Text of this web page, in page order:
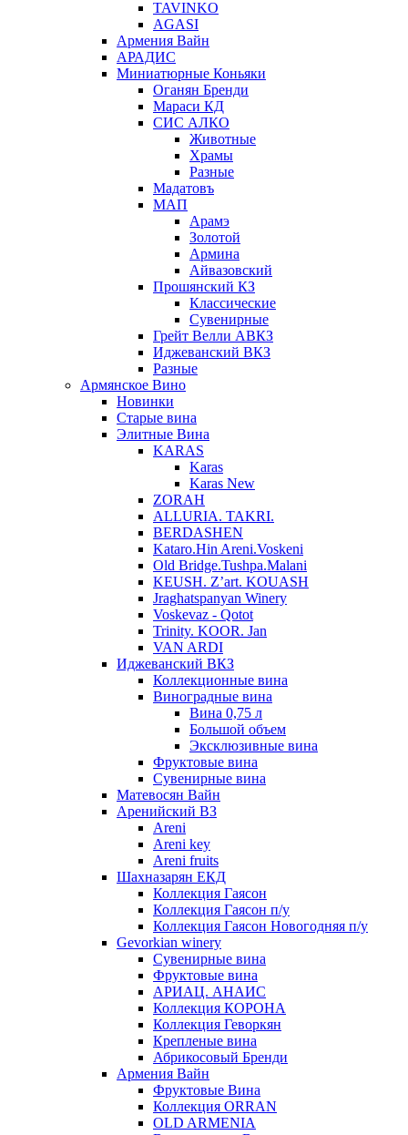
TAVINKO
AGASI
Армения Вайн
АРАДИС
Миниатюрные Коньяки
Оганян Бренди
Мараси КД
СИС АЛКО
Животные
Храмы
Разные
Мадатовъ
МАП
Арамэ
Золотой
Армина
Айвазовский
Прошянский КЗ
Классические
Сувенирные
Грейт Велли АВКЗ
Иджеванский ВКЗ
Разные
Армянское Вино
Новинки
Старые вина
Элитные Вина
KARAS
Karas
Karas New
ZORAH
ALLURIA. TAKRI.
BERDASHEN
Kataro.Hin Areni.Voskeni
Old Bridge.Tushpa.Malani
KEUSH. Z’art. KOUASH
Jraghatspanyan Winery
Voskevaz - Qotot
Trinity. KOOR. Jan
VAN ARDI
Иджеванский ВКЗ
Коллекционные вина
Виноградные вина
Вина 0,75 л
Большой объем
Эксклюзивные вина
Фруктовые вина
Cувенирные вина
Матевосян Вайн
Аренийский ВЗ
Areni
Areni key
Areni fruits
Шахназарян ЕКД
Коллекция Гаясон
Коллекция Гаясон п/у
Коллекция Гаясон Новогодняя п/у
Gevorkian winery
Сувенирные вина
Фруктовые вина
АРИАЦ. АНАИС
Коллекция КОРОНА
Коллекция Геворкян
Крепленые вина
Абрикосовый Бренди
Армения Вайн
Фруктовые Вина
Коллекция ORRAN
OLD ARMENIA